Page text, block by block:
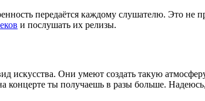
передаётся каждому слушателю. Это
и послушать их релизы.
Они умеют создать такую
концерте ты получаешь в разы больше.